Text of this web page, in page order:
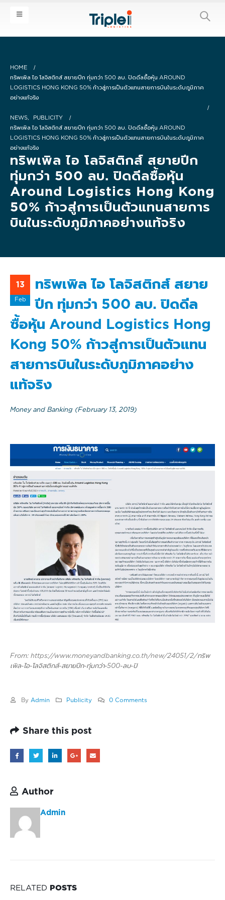
HOME
ทริพเพิล ไอ โลจิสติกส์ สยายปีก ทุ่มกว่า 500 ลบ. ปิดดีลซื้อหุ้น AROUND
LOGISTICS HONG KONG 50% ก้าวสู่การเป็นตัวแทนสายการบินในระดับภูมิภาค
อย่างแท้จริง
NEWS,
PUBLICITY
ทริพเพิล ไอ โลจิสติกส์ สยายปีก ทุ่มกว่า 500 ลบ. ปิดดีลซื้อหุ้น AROUND
LOGISTICS HONG KONG 50% ก้าวสู่การเป็นตัวแทนสายการบินในระดับภูมิภาค
อย่างแท้จริง
ทริพเพิล ไอ โลจิสติกส์ สยายปีก
ทุ่มกว่า 500 ลบ. ปิดดีลซื้อหุ้น
Around Logistics Hong Kong
50% ก้าวสู่การเป็นตัวแทนสายการ
บินในระดับภูมิภาคอย่างแท้จริง
13
Feb
ทริพเพิล ไอ โลจิสติกส์ สยาย
ปีก ทุ่มกว่า 500 ลบ. ปิดดีล
ซื้อหุ้น Around Logistics Hong
Kong 50% ก้าวสู่การเป็นตัวแทน
สายการบินในระดับภูมิภาคอย่าง
แท้จริง
Money and Banking (February 13, 2019)
From: https://www.moneyandbanking.co.th/new/24051/2/ทริพ
เพิล-ไอ-โลจิสติกส์-สยายปีก-ทุ่มกว่า-500-ลบ-ปิ
By Admin Publicity 0 Comments
Share this post
Author
Admin
RELATED POSTS